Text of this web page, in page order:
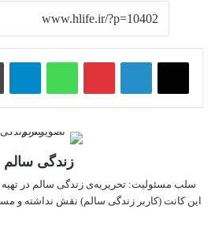
پینتریستواتس آپ
زندگی سالم
سلب‌ مسئولیت: تحریریه‌ی زندگی سالم در
این کانت (کاربر زندگی سالم) نقش نداشته و